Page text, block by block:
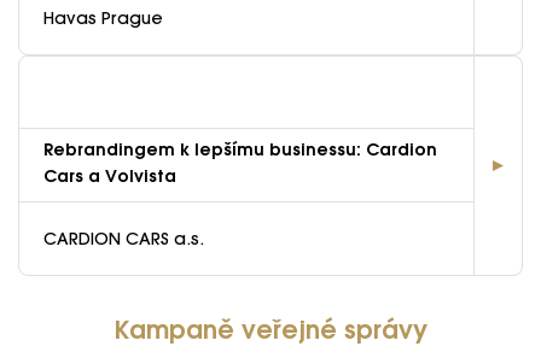
Havas Prague
Rebrandingem k lepšímu businessu: Cardion
Cars a Volvista
CARDION CARS a.s.
Kampaně veřejné správy